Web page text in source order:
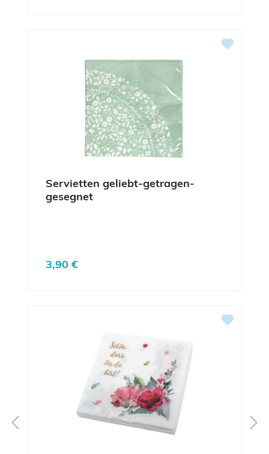
Servietten geliebt-getragen-
gesegnet
Regulärer Preis:
3,90 €